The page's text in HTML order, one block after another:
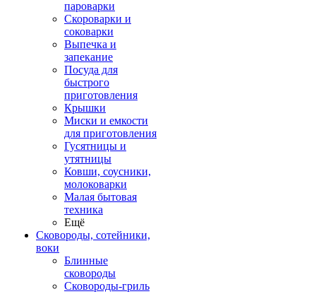
пароварки
Скороварки и
соковарки
Выпечка и
запекание
Посуда для
быстрого
приготовления
Крышки
Миски и емкости
для приготовления
Гусятницы и
утятницы
Ковши, соусники,
молоковарки
Малая бытовая
техника
Ещё
Сковороды, сотейники,
воки
Блинные
сковороды
Сковороды-гриль